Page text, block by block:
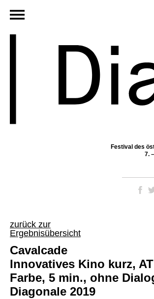
Festival des
7.
zurück zur
Ergebnisübersicht
Cavalcade
Innovatives Kino kurz, AT
Farbe, 5 min., ohne
Diagonale 2019